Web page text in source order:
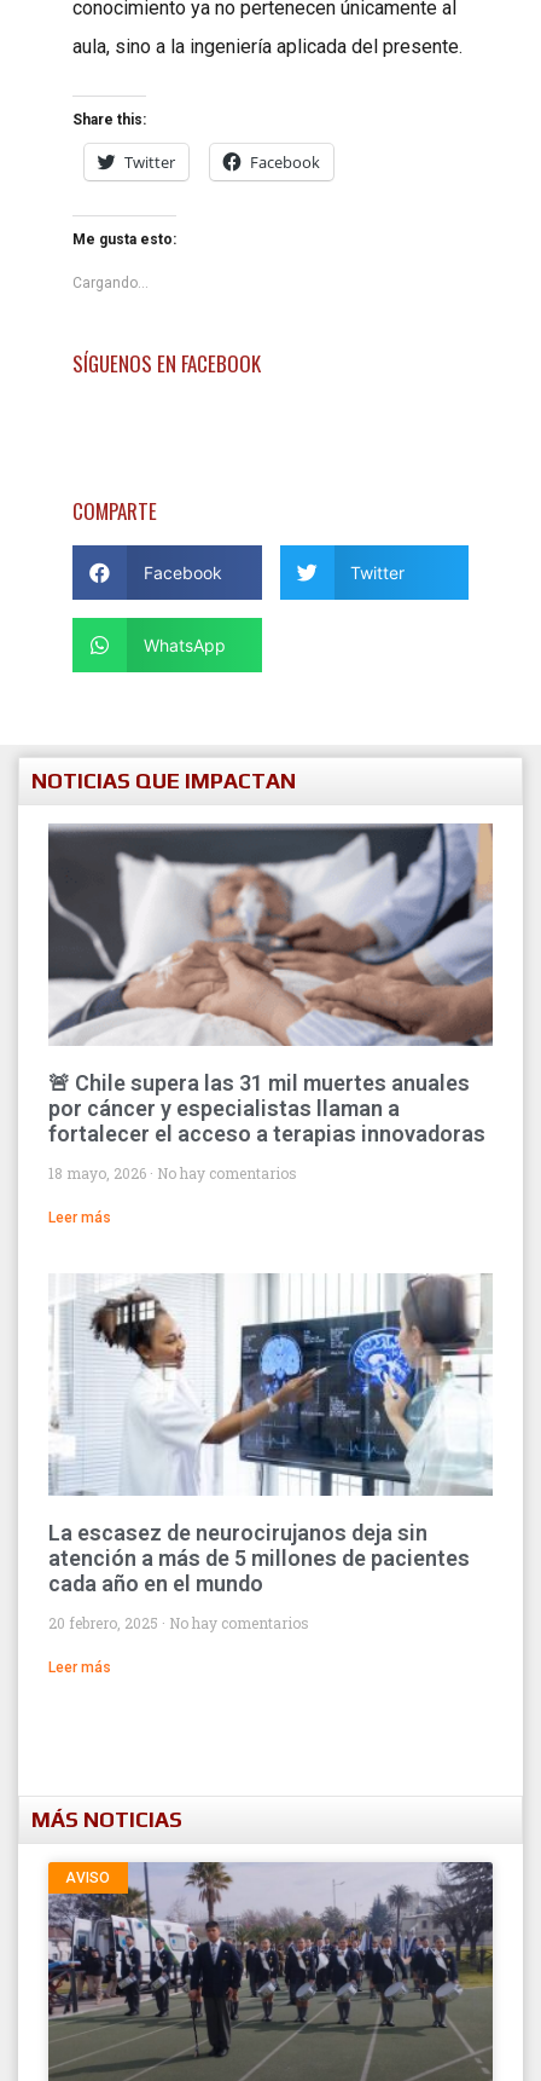
conocimiento ya no pertenecen únicamente al
aula, sino a la ingeniería aplicada del presente.
Share this:
Twitter Facebook
Me gusta esto:
Cargando...
SÍGUENOS EN FACEBOOK
COMPARTE
Facebook Twitter
WhatsApp
NOTICIAS QUE IMPACTAN
🚨 Chile supera las 31 mil muertes anuales
por cáncer y especialistas llaman a
fortalecer el acceso a terapias innovadoras
18 mayo, 2026 No hay comentarios
Leer más
La escasez de neurocirujanos deja sin
atención a más de 5 millones de pacientes
cada año en el mundo
20 febrero, 2025 No hay comentarios
Leer más
MÁS NOTICIAS
AVISO